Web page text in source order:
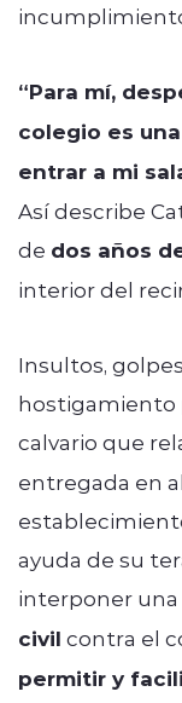
“Para mí,
colegio es
entrar a mi
Así describe
de dos años
interior del
Insultos,
hostigamiento
calvario que
entregada en
ayuda de su
interponer una
civil contra el
permitir y